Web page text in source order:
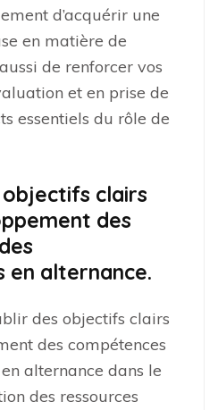
d’acquérir une
en matière de
de renforcer vos
et en prise de
essentiels du rôle de
objectifs clairs
des
alternance.
des objectifs clairs
des compétences
alternance dans le
des ressources